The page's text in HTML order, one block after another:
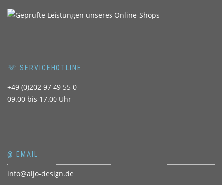
☏ SERVICEHOTLINE
+49 (0)202 97 49 55 0
09.00 bis 17.00 Uhr
@ EMAIL
info@aljo-design.de